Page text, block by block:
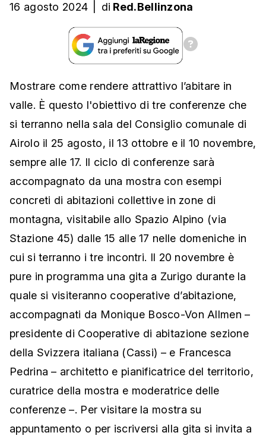
16 agosto 2024 di Red.Bellinzona
Mostrare come rendere attrattivo l’abitare in
valle. È questo l'obiettivo di tre conferenze che
si terranno nella sala del Consiglio comunale di
Airolo il 25 agosto, il 13 ottobre e il 10 novembre,
sempre alle 17. Il ciclo di conferenze sarà
accompagnato da una mostra con esempi
concreti di abitazioni collettive in zone di
montagna, visitabile allo Spazio Alpino (via
Stazione 45) dalle 15 alle 17 nelle domeniche in
cui si terranno i tre incontri. Il 20 novembre è
pure in programma una gita a Zurigo durante la
quale si visiteranno cooperative d’abitazione,
accompagnati da Monique Bosco-Von Allmen –
presidente di Cooperative di abitazione sezione
della Svizzera italiana (Cassi) – e Francesca
Pedrina – architetto e pianificatrice del territorio,
curatrice della mostra e moderatrice delle
conferenze –. Per visitare la mostra su
appuntamento o per iscriversi alla gita si invita a